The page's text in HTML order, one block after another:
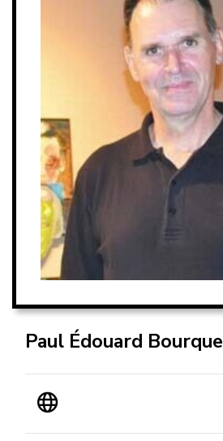
Paul Édouard Bourque